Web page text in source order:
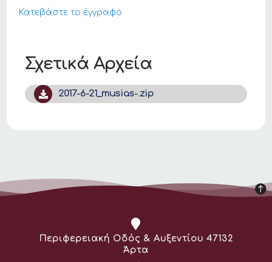
Σχετικά Αρχεία
2017-6-21_musias-.zip
Κατεβάστε το έγγραφο
Διεύθυνση:
Περιφερειακή Οδός & Αυξεντίου 47132
Άρτα